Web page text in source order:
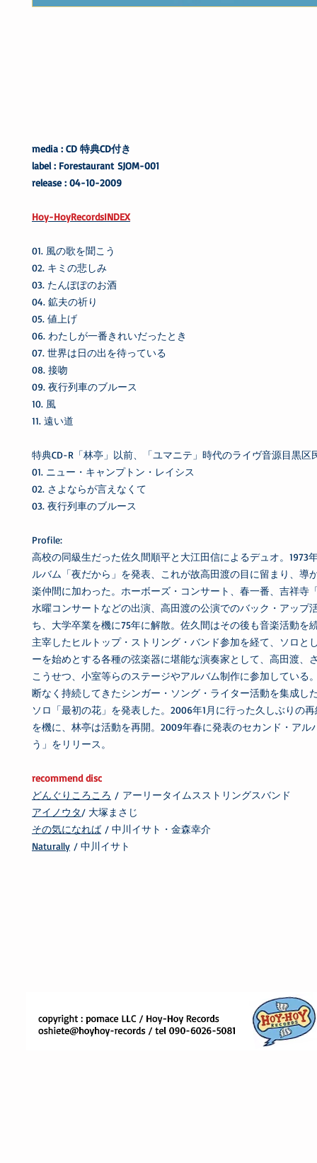
media : CD 特典CD付き
label : Forestaurant SJOM-001
release : 04-10-2009
Hoy-HoyRecordsINDEX
01. 風の歌を聞こう
02. キミの悲しみ
03. たんぽぽのお酒
04. 鉱夫の祈り
05. 値上げ
06. わたしが一番きれいだったとき
07. 世界は日の出を待っている
08. 接吻
09. 夜行列車のブルース
10. 風
11. 遠い道
特典CD-R「林亭」以前、「ユマニテ」時代のライヴ音源目黒区
01. ニュー・キャンプトン・レイシス
02. さよならが言えなくて
03. 夜行列車のブルース
Profile:
高校の同級生だった佐久間順平と大江田信によるデュオ。1973
ルバム「夜だから」を発表、これが故高田渡の目に留まり、導
楽仲間に加わった。ホーボーズ・コンサート、春一番、吉祥寺
水曜コンサートなどの出演、高田渡の公演でのバック・アップ
ち、大学卒業を機に75年に解散。佐久間はその後も音楽活動を
主宰したヒルトップ・ストリング・バンド参加を経て、ソロと
ーを始めとする各種の弦楽器に堪能な演奏家として、高田渡、
こうせつ、小室等らのステージやアルバム制作に参加している
断なく持続してきたシンガー・ソング・ライター活動を集成し
ソロ「最初の花」を発表した。2006年1月に行った久しぶりの
を機に、林亭は活動を再開。2009年春に発表のセカンド・アル
う」をリリース。
recommend disc
どんぐりころころ / アーリータイムスストリングスバンド
アイノウタ/ 大塚まさじ
その気になれば/ 中川イサト・金森幸介
Naturally / 中川イサト